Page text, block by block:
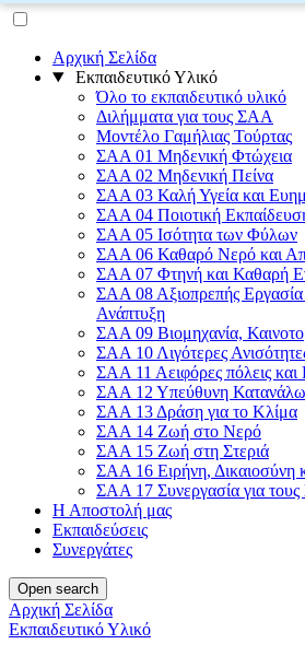
Αρχική Σελίδα
Εκπαιδευτικό Υλικό
Όλο το εκπαιδευτικό υλικό
Διλήμματα για τους ΣΑΑ
Μοντέλο Γαμήλιας Τούρτας
ΣΑΑ 01 Μηδενική Φτώχεια
ΣΑΑ 02 Μηδενική Πείνα
ΣΑΑ 03 Καλή Υγεία και
ΣΑΑ 04 Ποιοτική
ΣΑΑ 05 Ισότητα των Φύλων
ΣΑΑ 06 Καθαρό Νερό και
ΣΑΑ 07 Φτηνή και Καθαρή
ΣΑΑ 08 Αξιοπρεπής Εργασία
Ανάπτυξη
ΣΑΑ 09 Βιομηχανία,
ΣΑΑ 10 Λιγότερες
ΣΑΑ 11 Αειφόρες πόλεις και
ΣΑΑ 12 Υπεύθυνη
ΣΑΑ 13 Δράση για το Κλίμα
ΣΑΑ 14 Ζωή στο Νερό
ΣΑΑ 15 Ζωή στη Στεριά
ΣΑΑ 16 Ειρήνη, Δικαιοσύνη
ΣΑΑ 17 Συνεργασία για τους
Η Αποστολή μας
Εκπαιδεύσεις
Συνεργάτες
Open search
Αρχική Σελίδα
Εκπαιδευτικό Υλικό